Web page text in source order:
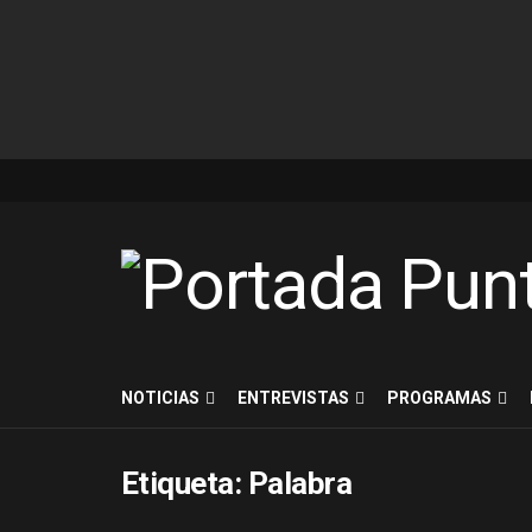
NOTICIAS ENTREVISTAS PROGRAMAS
Etiqueta: Palabra